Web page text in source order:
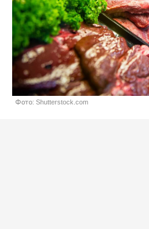
Фото: Shutterstock.com